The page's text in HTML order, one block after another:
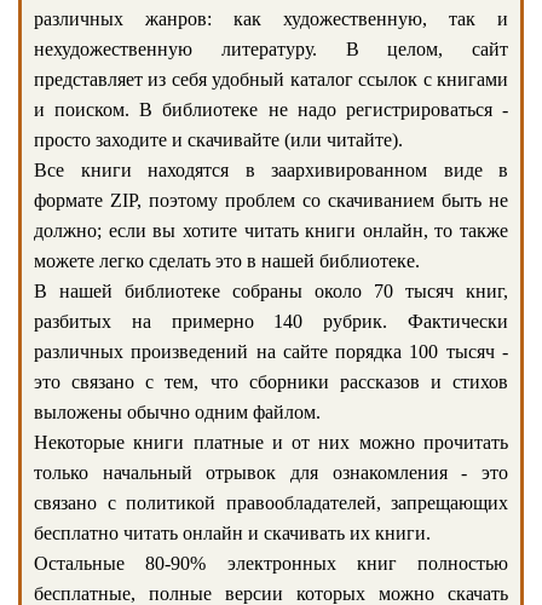
различных жанров: как художественную, так и
нехудожественную литературу. В целом, сайт
представляет из себя удобный каталог ссылок с книгами
и поиском. В библиотеке не надо регистрироваться -
просто заходите и скачивайте (или читайте).
Все книги находятся в заархивированном виде в
формате ZIP, поэтому проблем со скачиванием быть не
должно; если вы хотите читать книги онлайн, то также
можете легко сделать это в нашей библиотеке.
В нашей библиотеке собраны около 70 тысяч книг,
разбитых на примерно 140 рубрик. Фактически
различных произведений на сайте порядка 100 тысяч -
это связано с тем, что сборники рассказов и стихов
выложены обычно одним файлом.
Некоторые книги платные и от них можно прочитать
только начальный отрывок для ознакомления - это
связано с политикой правообладателей, запрещающих
бесплатно читать онлайн и скачивать их книги.
Остальные 80-90% электронных книг полностью
бесплатные, полные версии которых можно скачать